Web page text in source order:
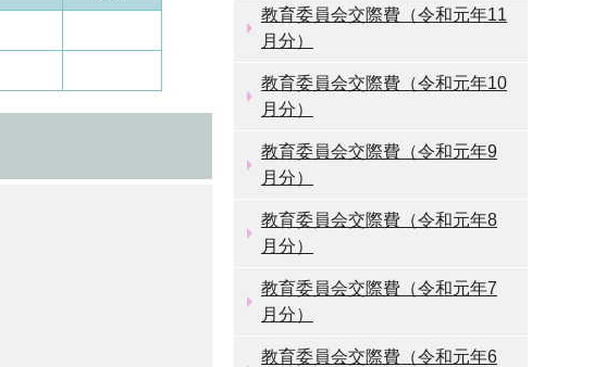
教育委員会交際費（令和元年11
月分）
教育委員会交際費（令和元年10
月分）
教育委員会交際費（令和元年9
月分）
教育委員会交際費（令和元年8
月分）
教育委員会交際費（令和元年7
月分）
教育委員会交際費（令和元年6